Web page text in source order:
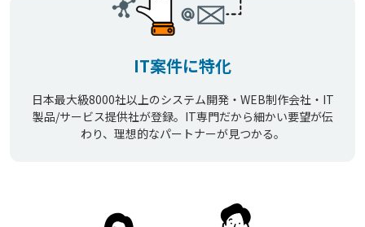
IT案件に特化
日本最大級8000社以上のシステム開発・WEB制作会社・IT
製品/サービス提供社が登録。IT専門だから細かい要望が伝
わり、理想的なパートナーが見つかる。